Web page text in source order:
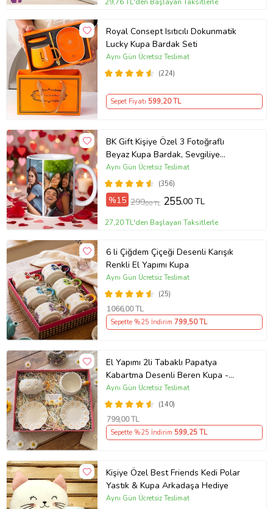
29,76 TL'den Başlayan Taksitlerle
Royal Consept Isıtıcılı Dokunmatik
Lucky Kupa Bardak Seti
(224)
Aynı Gün Ücretsiz Teslimat
Sepet Fiyatı 599,20 TL
BK Gift Kişiye Özel 3 Fotoğraflı
Beyaz Kupa Bardak, Sevgiliye
Hediye, Arkadaşa Hediye
(356)
Aynı Gün Ücretsiz Teslimat
%15 299,00 TL 255,00 TL
27,20 TL'den Başlayan Taksitlerle
6 li Çiğdem Çiçeği Desenli Karışık
Renkli El Yapımı Kupa
(25)
Aynı Gün Ücretsiz Teslimat
1066,00 TL
Sepette %25 İndirim 799,50 TL
El Yapımı 2li Tabaklı Papatya
Kabartma Desenli Beren Kupa -
Seviyor Sevmiyor
(140)
Aynı Gün Ücretsiz Teslimat
799,00 TL
Sepette %25 İndirim 599,25 TL
Kişiye Özel Best Friends Kedi Polar
Yastık & Kupa Arkadaşa Hediye
Aynı Gün Ücretsiz Teslimat